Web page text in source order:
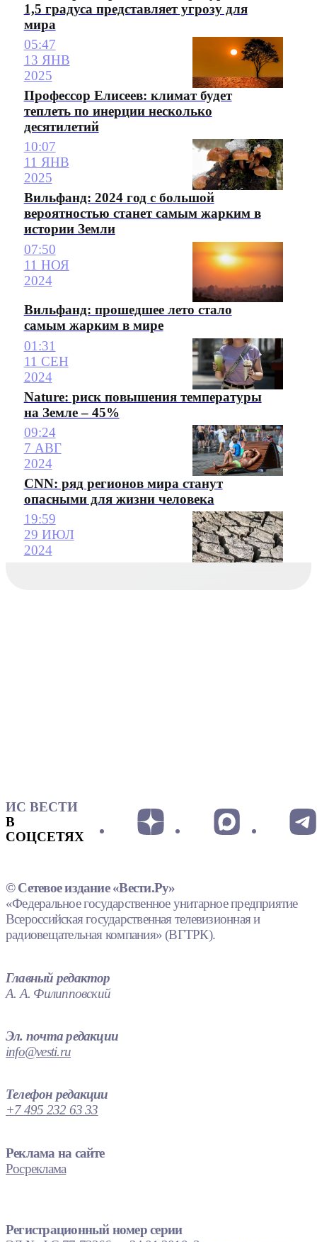
1,5 градуса представляет угрозу для
мира
05:47
13 ЯНВ
2025
Профессор Елисеев: климат будет
теплеть по инерции несколько
десятилетий
10:07
11 ЯНВ
2025
Вильфанд: 2024 год с большой
вероятностью станет самым жарким в
истории Земли
07:50
11 НОЯ
2024
Вильфанд: прошедшее лето стало
самым жарким в мире
01:31
11 СЕН
2024
Nature: риск повышения температуры
на Земле – 45%
09:24
7 АВГ
2024
CNN: ряд регионов мира станут
опасными для жизни человека
19:59
29 ИЮЛ
2024
ИС ВЕСТИ
В
СОЦСЕТЯХ
© Сетевое издание «Вести.Ру»
«Федеральное государственное унитарное предприятие
Всероссийская государственная телевизионная и
радиовещательная компания» (ВГТРК).
Главный редактор
А. А. Филипповский
Эл. почта редакции
info@vesti.ru
Телефон редакции
+7 495 232 63 33
Реклама на сайте
Росреклама
Регистрационный номер серии